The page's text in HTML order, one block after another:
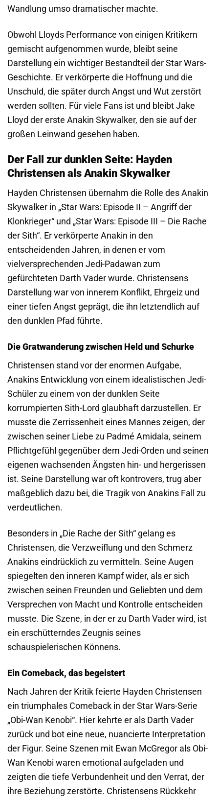
Wandlung umso dramatischer machte.
Obwohl Lloyds Performance von einigen Kritikern
gemischt aufgenommen wurde, bleibt seine
Darstellung ein wichtiger Bestandteil der Star Wars-
Geschichte. Er verkörperte die Hoffnung und die
Unschuld, die später durch Angst und Wut zerstört
werden sollten. Für viele Fans ist und bleibt Jake
Lloyd der erste Anakin Skywalker, den sie auf der
großen Leinwand gesehen haben.
Der Fall zur dunklen Seite: Hayden
Christensen als Anakin Skywalker
Hayden Christensen übernahm die Rolle des Anakin
Skywalker in „Star Wars: Episode II – Angriff der
Klonkrieger“ und „Star Wars: Episode III – Die Rache
der Sith“. Er verkörperte Anakin in den
entscheidenden Jahren, in denen er vom
vielversprechenden Jedi-Padawan zum
gefürchteten Darth Vader wurde. Christensens
Darstellung war von innerem Konflikt, Ehrgeiz und
einer tiefen Angst geprägt, die ihn letztendlich auf
den dunklen Pfad führte.
Die Gratwanderung zwischen Held und Schurke
Christensen stand vor der enormen Aufgabe,
Anakins Entwicklung von einem idealistischen Jedi-
Schüler zu einem von der dunklen Seite
korrumpierten Sith-Lord glaubhaft darzustellen. Er
musste die Zerrissenheit eines Mannes zeigen, der
zwischen seiner Liebe zu Padmé Amidala, seinem
Pflichtgefühl gegenüber dem Jedi-Orden und seinen
eigenen wachsenden Ängsten hin- und hergerissen
ist. Seine Darstellung war oft kontrovers, trug aber
maßgeblich dazu bei, die Tragik von Anakins Fall zu
verdeutlichen.
Besonders in „Die Rache der Sith“ gelang es
Christensen, die Verzweiflung und den Schmerz
Anakins eindrücklich zu vermitteln. Seine Augen
spiegelten den inneren Kampf wider, als er sich
zwischen seinen Freunden und Geliebten und dem
Versprechen von Macht und Kontrolle entscheiden
musste. Die Szene, in der er zu Darth Vader wird, ist
ein erschütterndes Zeugnis seines
schauspielerischen Könnens.
Ein Comeback, das begeistert
Nach Jahren der Kritik feierte Hayden Christensen
ein triumphales Comeback in der Star Wars-Serie
„Obi-Wan Kenobi“. Hier kehrte er als Darth Vader
zurück und bot eine neue, nuancierte Interpretation
der Figur. Seine Szenen mit Ewan McGregor als Obi-
Wan Kenobi waren emotional aufgeladen und
zeigten die tiefe Verbundenheit und den Verrat, der
ihre Beziehung zerstörte. Christensens Rückkehr